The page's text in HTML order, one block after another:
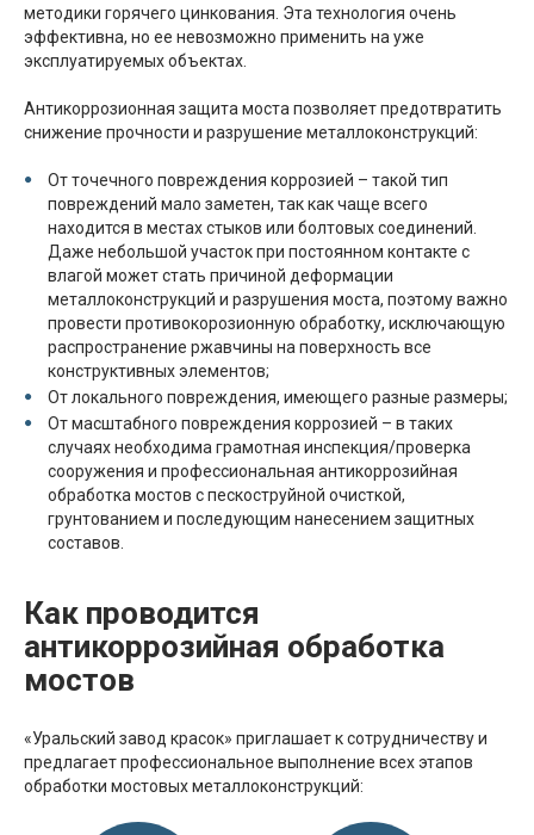
методики горячего цинкования. Эта технология очень
эффективна, но ее невозможно применить на уже
эксплуатируемых объектах.
Антикоррозионная защита моста позволяет предотвратить
снижение прочности и разрушение металлоконструкций:
От точечного повреждения коррозией – такой тип
повреждений мало заметен, так как чаще всего
находится в местах стыков или болтовых соединений.
Даже небольшой участок при постоянном контакте с
влагой может стать причиной деформации
металлоконструкций и разрушения моста, поэтому важно
провести противокорозионную обработку, исключающую
распространение ржавчины на поверхность все
конструктивных элементов;
От локального повреждения, имеющего разные размеры;
От масштабного повреждения коррозией – в таких
случаях необходима грамотная инспекция/проверка
сооружения и профессиональная антикоррозийная
обработка мостов с пескоструйной очисткой,
грунтованием и последующим нанесением защитных
составов.
Как проводится
антикоррозийная обработка
мостов
«Уральский завод красок» приглашает к сотрудничеству и
предлагает профессиональное выполнение всех этапов
обработки мостовых металлоконструкций: